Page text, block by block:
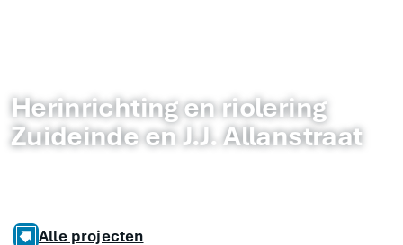
Herinrichting en riolering
Zuideinde en J.J. Allanstraat
Alle projecten